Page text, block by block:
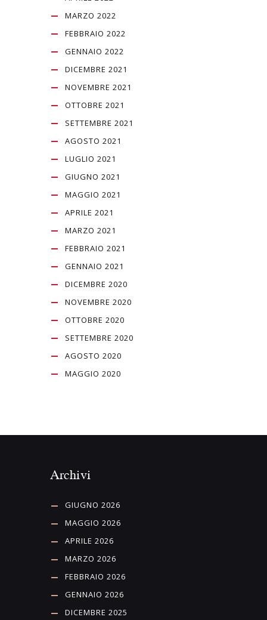
MARZO 2022
FEBBRAIO 2022
GENNAIO 2022
DICEMBRE 2021
NOVEMBRE 2021
OTTOBRE 2021
SETTEMBRE 2021
AGOSTO 2021
LUGLIO 2021
GIUGNO 2021
MAGGIO 2021
APRILE 2021
MARZO 2021
FEBBRAIO 2021
GENNAIO 2021
DICEMBRE 2020
NOVEMBRE 2020
OTTOBRE 2020
SETTEMBRE 2020
AGOSTO 2020
MAGGIO 2020
Archivi
GIUGNO 2026
MAGGIO 2026
APRILE 2026
MARZO 2026
FEBBRAIO 2026
GENNAIO 2026
DICEMBRE 2025